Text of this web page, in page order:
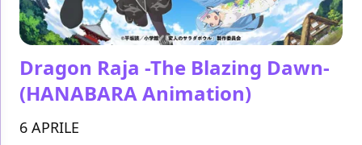
Dragon Raja -The Blazing Dawn-
(HANABARA Animation)
6 APRILE